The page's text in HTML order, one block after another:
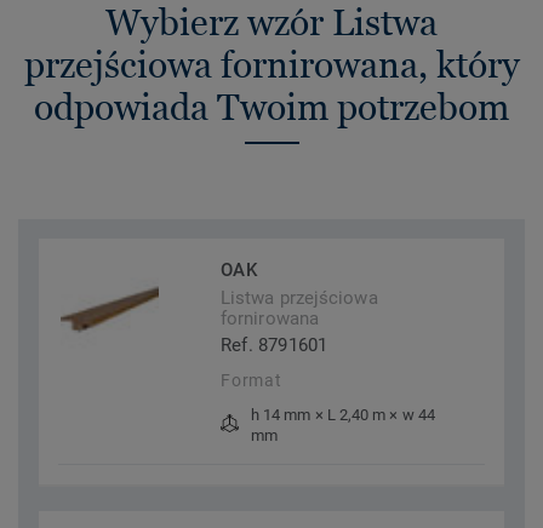
Wybierz wzór Listwa
przejściowa fornirowana, który
odpowiada Twoim potrzebom
OAK
Listwa przejściowa
fornirowana
Ref. 8791601
Format
h 14 mm × L 2,40 m × w 44
mm